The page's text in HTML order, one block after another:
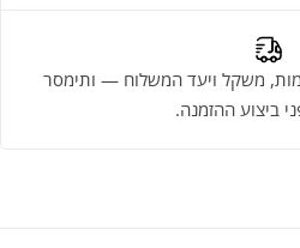
משקל ויעד המשלוח — ותימסר
ביצוע ההזמנה.